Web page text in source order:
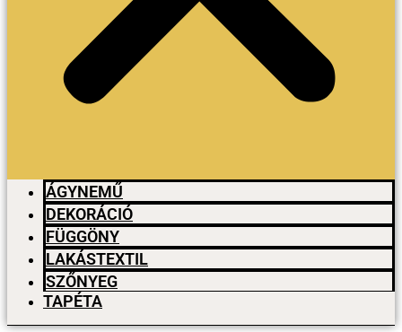
ÁGYNEMŰ
DEKORÁCIÓ
FÜGGÖNY
LAKÁSTEXTIL
SZŐNYEG
TAPÉTA